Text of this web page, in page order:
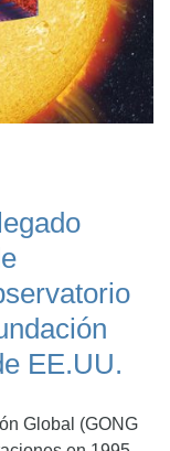
EE.UU.
Global (GONG